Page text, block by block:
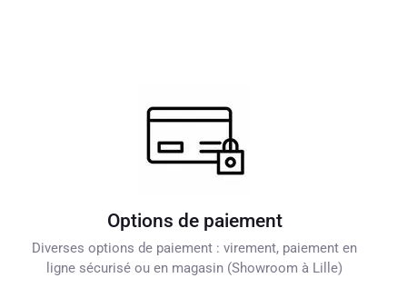
Options de paiement
Diverses options de paiement : virement, paiement en
ligne sécurisé ou en magasin (Showroom à Lille)